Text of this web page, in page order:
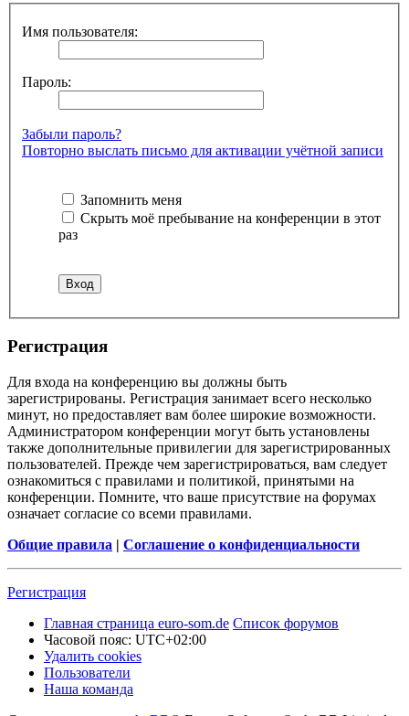
Имя пользователя:
Пароль:
Забыли пароль?
Повторно выслать письмо для активации учётной записи
Запомнить меня
Скрыть моё пребывание на конференции в этот
раз
Регистрация
Для входа на конференцию вы должны быть
зарегистрированы. Регистрация занимает всего несколько
минут, но предоставляет вам более широкие возможности.
Администратором конференции могут быть установлены
также дополнительные привилегии для зарегистрированных
пользователей. Прежде чем зарегистрироваться, вам следует
ознакомиться с правилами и политикой, принятыми на
конференции. Помните, что ваше присутствие на форумах
означает согласие со всеми правилами.
Общие правила | Соглашение о конфиденциальности
Регистрация
Главная страница euro-som.de Список форумов
Часовой пояс: UTC+02:00
Удалить cookies
Пользователи
Наша команда